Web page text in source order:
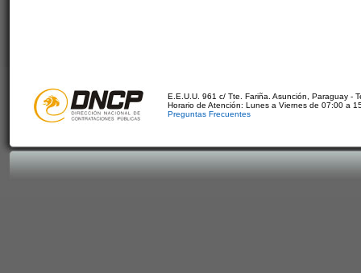
E.E.U.U. 961 c/ Tte. Fariña. Asunción, Paraguay -
Horario de Atención: Lunes a Viernes de 07:00 a
Preguntas Frecuentes